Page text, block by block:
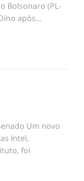
Bolsonaro (PL-
após...
Um novo
Intel,
foi